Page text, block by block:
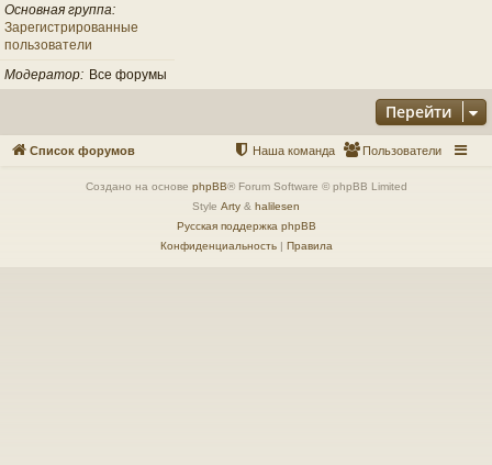
Основная группа
Зарегистрированные
пользователи
Модератор
Все форумы
Перейти
Список форумов Пользователи
Наша команда
Создано на основе phpBB® Forum Software © phpBB Limited
Style Arty & halilesen
Русская поддержка phpBB
Конфиденциальность| Правила